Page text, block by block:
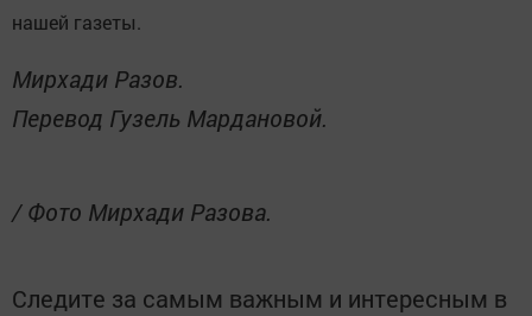
нашей газеты.
Мирхади Разов.
Перевод Гузель Мардановой.
/ Фото Мирхади Разова.
Следите за самым важным и интересным в